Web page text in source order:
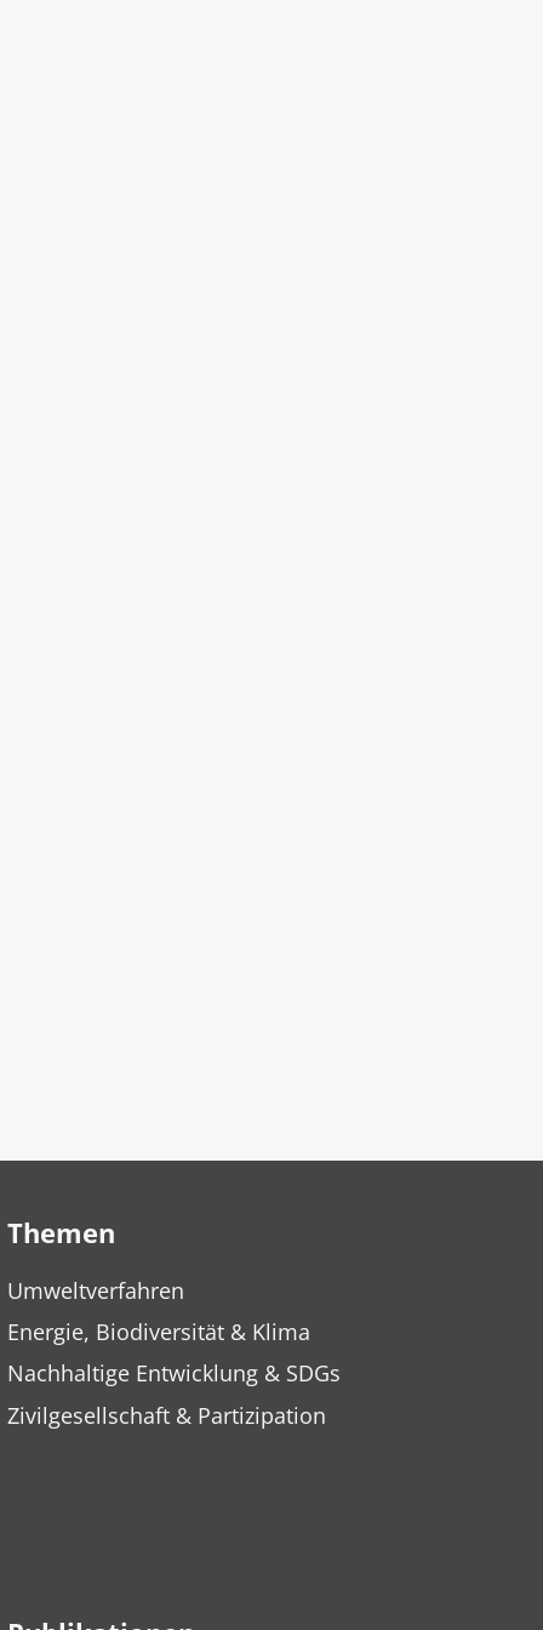
Themen
Umweltverfahren
Energie, Biodiversität & Klima
Nachhaltige Entwicklung & SDGs
Zivilgesellschaft & Partizipation